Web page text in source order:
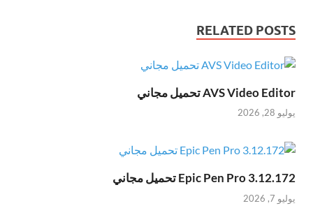
RELATED POSTS
AVS Video Editor تحميل مجاني
يوليو 28, 2026
Epic Pen Pro 3.12.172 تحميل مجاني
يوليو 7, 2026